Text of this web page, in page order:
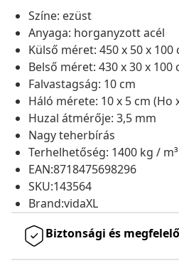
Színe: ezüst
Anyaga: horganyzott acél
Külső méret: 450 x 50 x 100
Belső méret: 430 x 30 x 100
Falvastagság: 10 cm
Háló mérete: 10 x 5 cm (Ho
Huzal átmérője: 3,5 mm
Nagy teherbírás
Terhelhetőség: 1400 kg / m³
EAN:8718475698296
SKU:143564
Brand:vidaXL
Biztonsági és